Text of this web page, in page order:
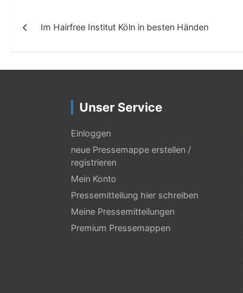
i
t
Im Hairfree Institut Köln in besten Händen
Unser Service
Einloggen
neue Pressemappe erstellen /
registrieren
Mein Konto
Pressemitteilung hier schreiben
Meine Pressemitteilungen
Premium Pressemappen